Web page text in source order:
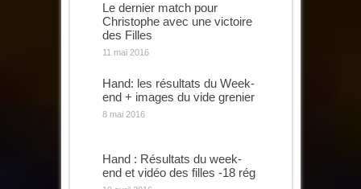
Le dernier match pour
Christophe avec une victoire
des Filles
11 mai 2016
Hand: les résultats du Week-
end + images du vide grenier
8 mai 2016
Hand : Résultats du week-
end et vidéo des filles -18 rég